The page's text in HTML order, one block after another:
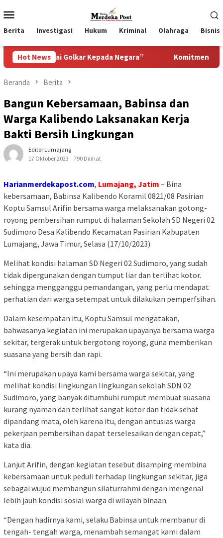
ke
kontenMobile
Berita Investigasi Hukum Kriminal Olahraga Bisnis
Hot News
Golkar Kepada Negara” Komitmen Pemkab
Beranda Berita
Bangun Kebersamaan, Babinsa dan
Warga Kalibendo Laksanakan Kerja
Bakti Bersih Lingkungan
Editor Lumajang
17 Oktober 2023
790 Dilihat
Harianmerdekapost.com, Lumajang, Jatim – Bina
kebersamaan, Babinsa Kalibendo Koramil 0821/08 Pasirian
Koptu Samsul Arifin bersama warga melaksanakan gotong-
royong pembersihan rumput di halaman Sekolah SD Negeri 02
Sudimoro Desa Kalibendo Kecamatan Pasirian Kabupaten
Lumajang, Jawa Timur, Selasa (17/10/2023).
Melihat kondisi halaman SD Negeri 02 Sudimoro, yang sudah
tidak dipergunakan dengan tumput liar dan terlihat kotor.
sehingga mengganggu pemandangan, yang perlu mendapat
perhatian dari warga setempat untuk dilakukan pemperfsihan.
Dalam kesempatan itu, Koptu Samsul mengatakan,
bahwasanya kegiatan ini merupakan upayanya bersama warga
sekitar, tergerak untuk bergotong royong, guna memberikan
suasana yang bersih dan rapi.
“Ini merupakan upaya kami bersama warga sekitar, yang
melihat kondisi lingkungan lingkungan sekolah SDN 02
Sudimoro, yang banyak ditumbuhi rumput membuat suasana
kurang nyaman dan terlihat sangat kotor dan tidak sehat
dipandang mata, oleh karena itu, dengan antusias warga
pekerjaan pembersihan dapat terselesaikan dengan cepat,”
kata dia.
Lanjut Arifin, dengan kegiatan tesebut disamping membina
kebersamaan untuk peduli terhadap lingkungan sekitar, jiga
sebagai wujud membangun silaturrahmi dengan mengenal
lebih jauh kondisi sosial warga di wilayah binaan.
“Dengan hadirnya kami, selaku Babinsa untuk membanur di
tengah- tengah warga, menambah semangat kami dalam